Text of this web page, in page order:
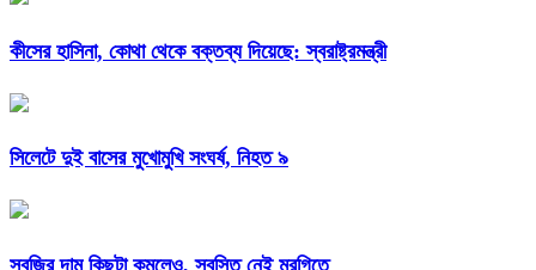
কীসের হাসিনা, কোথা থেকে বক্তব্য দিয়েছে: স্বরাষ্ট্রমন্ত্রী
সিলেটে দুই বাসের মুখোমুখি সংঘর্ষ, নিহত ৯